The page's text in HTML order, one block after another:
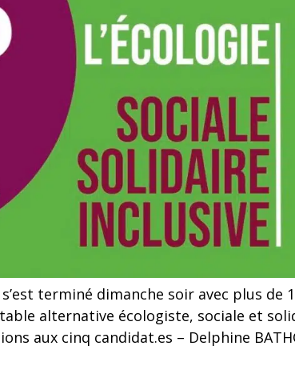
terminé dimanche soir avec plus de
alternative écologiste, sociale et
aux cinq candidat.es – Delphine